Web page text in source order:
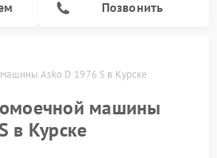
Позвонить
Asko D 1976 S в Курске
машины
в Курске